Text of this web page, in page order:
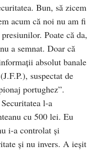
Bun, să zicem
acum că noi nu am fi
Poate că da,
a semnat. Doar că
absolut banale
suspectat de
portughez”.
l-a
cu 500 lei. Eu
i-a controlat și
și nu invers. A ieșit